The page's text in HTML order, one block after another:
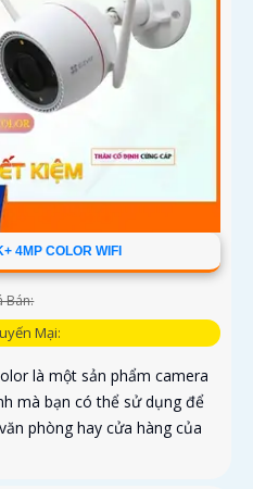
4MP COLOR WIFI
Bán:
Mại:
là một sản phẩm camera
mà bạn có thể sử dụng để
phòng hay cửa hàng của